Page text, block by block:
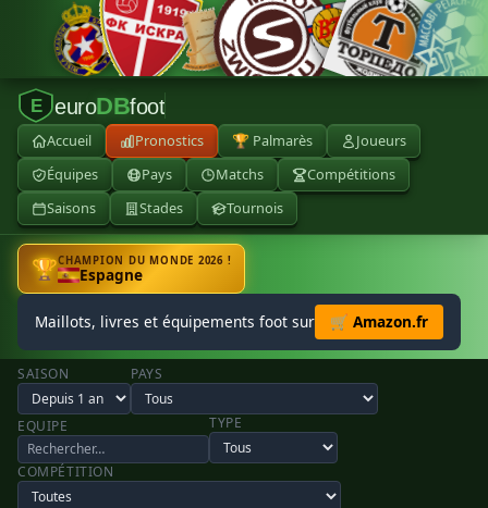
E euroDBfoot
Accueil Pronostics 🏆 Palmarès
Joueurs
Équipes
Pays Matchs
Compétitions
Saisons
Stades Tournois
🏆CHAMPION DU MONDE 2026 !
Espagne
Maillots, livres et équipements foot sur 🛒 Amazon.fr
SAISON PAYS
EQUIPE TYPE
COMPÉTITION